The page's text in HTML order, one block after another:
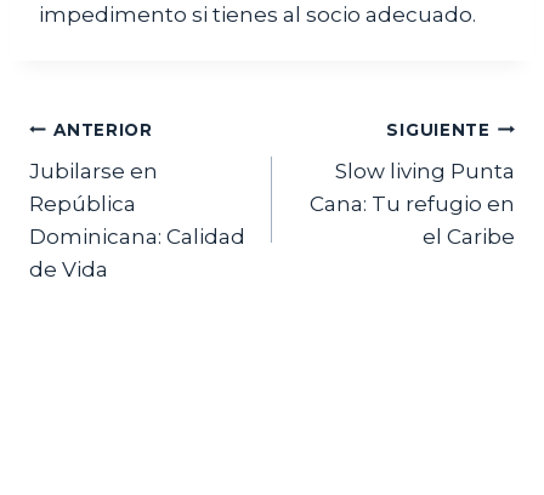
impedimento si tienes al socio adecuado.
Navegación
de
entradas
ANTERIOR
Jubilarse en
República
Dominicana: Calidad
de Vida
SIGUIENTE
Slow living Punta
Cana: Tu refugio en
el Caribe